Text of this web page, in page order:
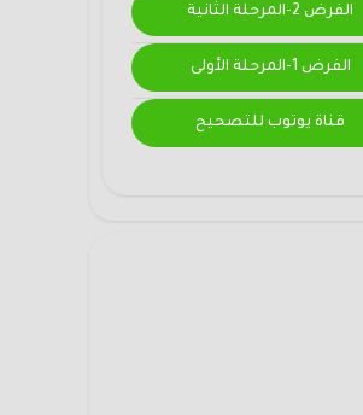
الفرض 2-المرحلة الثانية
الفرض 1-المرحلة الأولى
قناة يوتوب للتصحيح